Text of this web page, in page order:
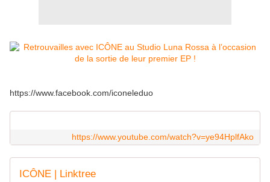
https://www.facebook.com/iconeleduo
https://www.youtube.com/watch?v=ye94HplfAko
ICÔNE | Linktree